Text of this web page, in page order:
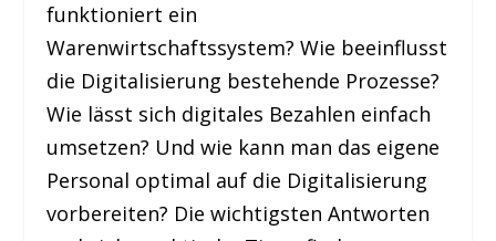
funktioniert ein
Warenwirtschaftssystem? Wie beeinflusst
die Digitalisierung bestehende Prozesse?
Wie lässt sich digitales Bezahlen einfach
umsetzen? Und wie kann man das eigene
Personal optimal auf die Digitalisierung
vorbereiten? Die wichtigsten Antworten